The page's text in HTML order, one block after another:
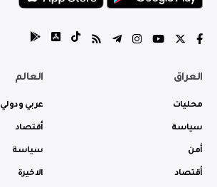
العراق
محليات
سياسة
أمن
أقتصاد
العالم
عربي ودولي
أقتصاد
سياسة
الاخيرة